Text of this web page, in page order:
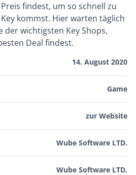
findest, um so schnell zu
kommst. Hier warten täglich
wichtigsten Key Shops,
Deal findest.
14. August 2020
Game
zur Website
Wube Software LTD.
Wube Software LTD.